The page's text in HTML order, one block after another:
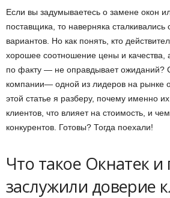
Если вы задумываетесь о замене окон
поставщика, то наверняка сталкивались
вариантов. Но как понять, кто
хорошее соотношение цены и качества,
по факту — не оправдывает ожиданий?
компании— одной из лидеров на рынке
этой статье я разберу, почему именно
клиентов, что влияет на стоимость, и
конкурентов. Готовы? Тогда поехали!
Что такое Окнатек
заслужили доверие